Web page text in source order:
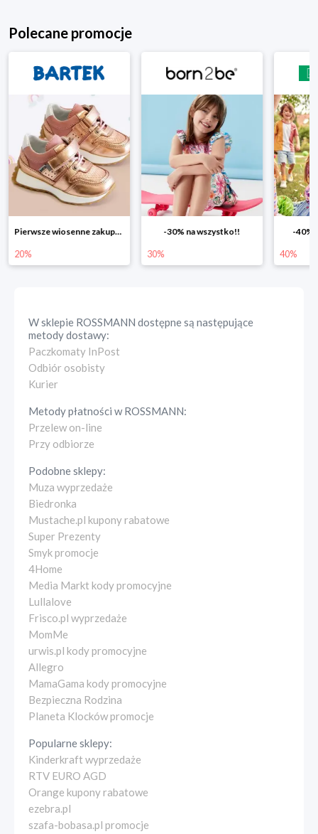
Polecane promocje
Pierwsze wiosenne zakupy -20% -30% na wszystko!! -40% na drugą sztukę
W sklepie ROSSMANN dostępne są następujące
metody dostawy:
Paczkomaty InPost
Odbiór osobisty
Kurier
Metody płatności wROSSMANN:
Przelew on-line
Przy odbiorze
Podobne sklepy:
Muza wyprzedaże
Biedronka
Mustache.pl kupony rabatowe
Super Prezenty
Smyk promocje
4Home
Media Markt kody promocyjne
Lullalove
Frisco.pl wyprzedaże
MomMe
urwis.pl kody promocyjne
Allegro
MamaGama kody promocyjne
Bezpieczna Rodzina
Planeta Klocków promocje
Popularne sklepy:
Kinderkraft wyprzedaże
RTV EURO AGD
Orange kupony rabatowe
ezebra.pl
szafa-bobasa.pl promocje